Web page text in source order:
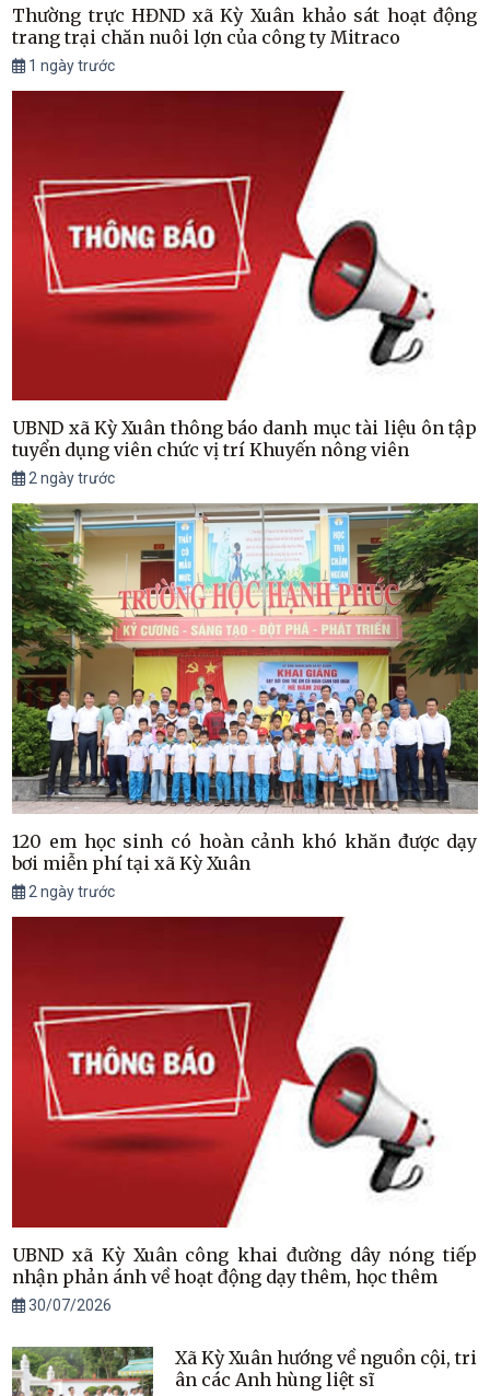
Thường trực HĐND xã Kỳ Xuân khảo sát hoạt động
trang trại chăn nuôi lợn của công ty Mitraco
1 ngày trước
UBND xã Kỳ Xuân thông báo danh mục tài liệu ôn tập
tuyển dụng viên chức vị trí Khuyến nông viên
2 ngày trước
120 em học sinh có hoàn cảnh khó khăn được dạy
bơi miễn phí tại xã Kỳ Xuân
2 ngày trước
UBND xã Kỳ Xuân công khai đường dây nóng tiếp
nhận phản ánh về hoạt động dạy thêm, học thêm
30/07/2026
Xã Kỳ Xuân hướng về nguồn cội, tri
ân các Anh hùng liệt sĩ